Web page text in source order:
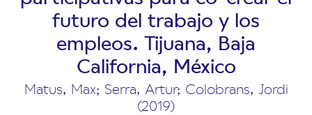
futuro del trabajo y los
empleos. Tijuana, Baja
California, México
Matus, Max; Serra, Artur; Colobrans, Jordi
(2019)